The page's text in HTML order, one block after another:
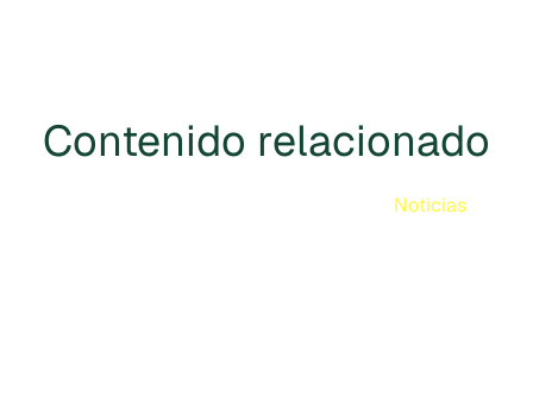
Contenido relacionado
Noticias